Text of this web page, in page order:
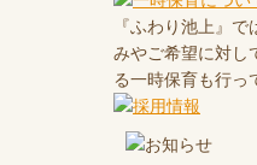
『ふわり池上』
みやご希望に対し
る一時保育も行っ